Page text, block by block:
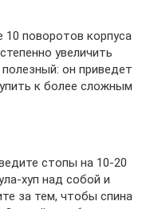
10 поворотов корпуса
увеличить
он приведет
к более сложным
стопы на 10-20
хуп над собой и
за тем, чтобы спина